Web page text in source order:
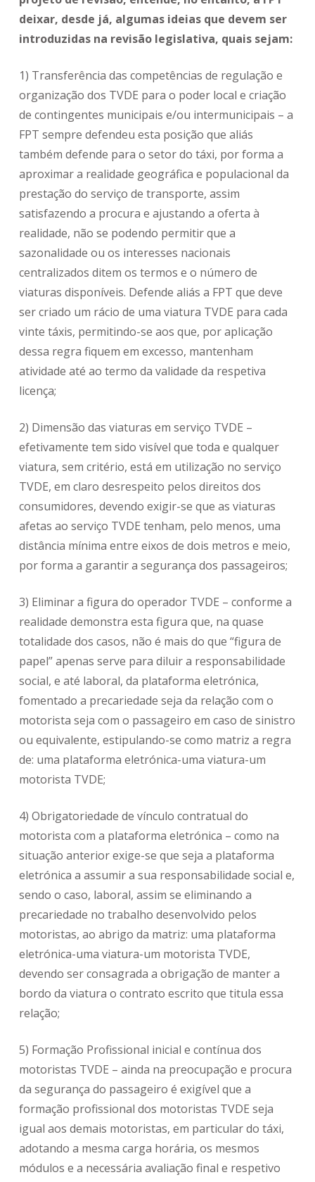
deixar, desde já, algumas ideias que devem ser
introduzidas na revisão legislativa, quais sejam:
1) Transferência das competências de regulação e
organização dos TVDE para o poder local e criação
de contingentes municipais e/ou intermunicipais – a
FPT sempre defendeu esta posição que aliás
também defende para o setor do táxi, por forma a
aproximar a realidade geográfica e populacional da
prestação do serviço de transporte, assim
satisfazendo a procura e ajustando a oferta à
realidade, não se podendo permitir que a
sazonalidade ou os interesses nacionais
centralizados ditem os termos e o número de
viaturas disponíveis. Defende aliás a FPT que deve
ser criado um rácio de uma viatura TVDE para cada
vinte táxis, permitindo-se aos que, por aplicação
dessa regra fiquem em excesso, mantenham
atividade até ao termo da validade da respetiva
licença;
2) Dimensão das viaturas em serviço TVDE –
efetivamente tem sido visível que toda e qualquer
viatura, sem critério, está em utilização no serviço
TVDE, em claro desrespeito pelos direitos dos
consumidores, devendo exigir-se que as viaturas
afetas ao serviço TVDE tenham, pelo menos, uma
distância mínima entre eixos de dois metros e meio,
por forma a garantir a segurança dos passageiros;
3) Eliminar a figura do operador TVDE – conforme a
realidade demonstra esta figura que, na quase
totalidade dos casos, não é mais do que “figura de
papel” apenas serve para diluir a responsabilidade
social, e até laboral, da plataforma eletrónica,
fomentado a precariedade seja da relação com o
motorista seja com o passageiro em caso de sinistro
ou equivalente, estipulando-se como matriz a regra
de: uma plataforma eletrónica-uma viatura-um
motorista TVDE;
4) Obrigatoriedade de vínculo contratual do
motorista com a plataforma eletrónica – como na
situação anterior exige-se que seja a plataforma
eletrónica a assumir a sua responsabilidade social e,
sendo o caso, laboral, assim se eliminando a
precariedade no trabalho desenvolvido pelos
motoristas, ao abrigo da matriz: uma plataforma
eletrónica-uma viatura-um motorista TVDE,
devendo ser consagrada a obrigação de manter a
bordo da viatura o contrato escrito que titula essa
relação;
5) Formação Profissional inicial e contínua dos
motoristas TVDE – ainda na preocupação e procura
da segurança do passageiro é exigível que a
formação profissional dos motoristas TVDE seja
igual aos demais motoristas, em particular do táxi,
adotando a mesma carga horária, os mesmos
módulos e a necessária avaliação final e respetivo